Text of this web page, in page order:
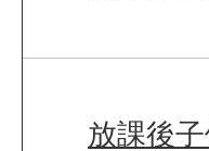
放課後